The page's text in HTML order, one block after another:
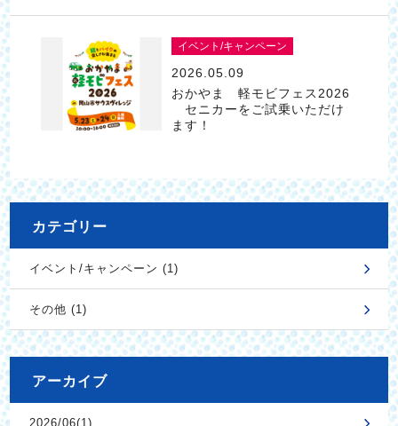
イベント/キャンペーン
2026.05.09
おかやま 軽モビフェス2026
セニカーをご試乗いただけ
ます！
カテゴリー
イベント/キャンペーン (1)
その他 (1)
アーカイブ
2026/06(1)